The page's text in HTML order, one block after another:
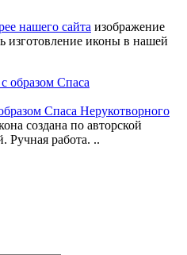
нашего сайта изображение
изготовление иконы в нашей
Спаса Нерукотворного
создана по авторской
Ручная работа. ..